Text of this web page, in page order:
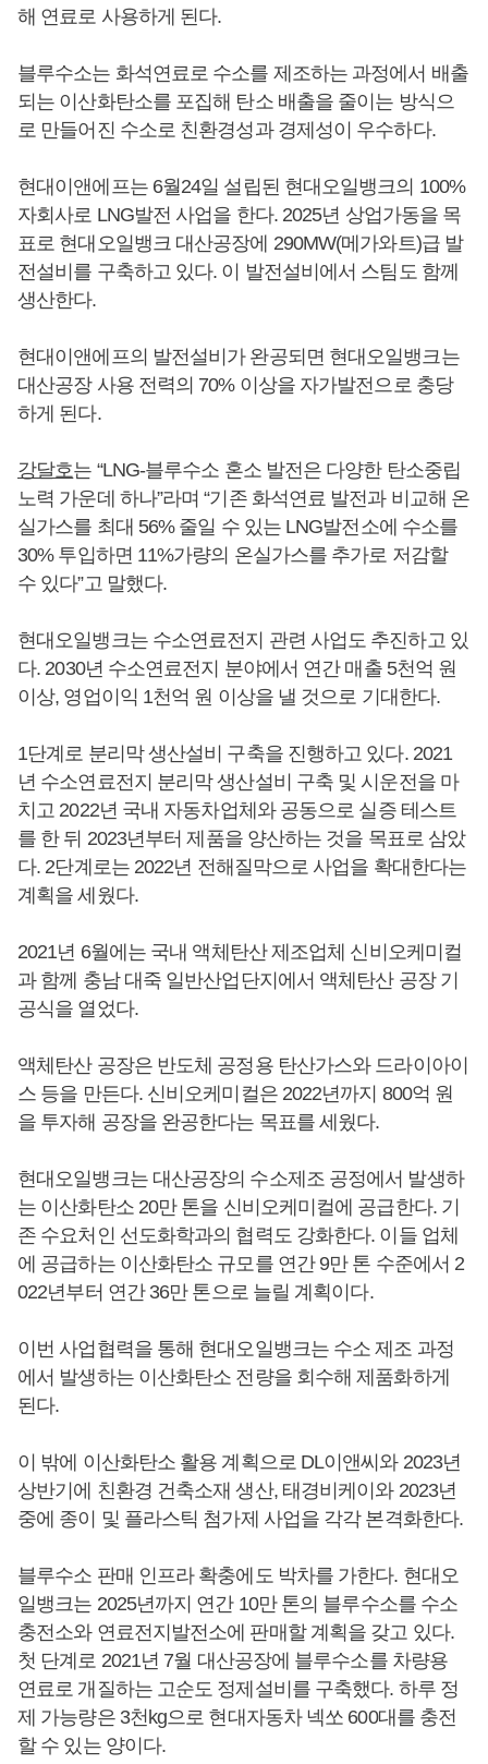
해 연료로 사용하게 된다.
블루수소는 화석연료로 수소를 제조하는 과정에서 배출
되는 이산화탄소를 포집해 탄소 배출을 줄이는 방식으
로 만들어진 수소로 친환경성과 경제성이 우수하다.
현대이앤에프는 6월24일 설립된 현대오일뱅크의 100%
자회사로 LNG발전 사업을 한다. 2025년 상업가동을 목
표로 현대오일뱅크 대산공장에 290MW(메가와트)급 발
전설비를 구축하고 있다. 이 발전설비에서 스팀도 함께
생산한다.
현대이앤에프의 발전설비가 완공되면 현대오일뱅크는
대산공장 사용 전력의 70% 이상을 자가발전으로 충당
하게 된다.
강달호는 “LNG-블루수소 혼소 발전은 다양한 탄소중립
노력 가운데 하나”라며 “기존 화석연료 발전과 비교해 온
실가스를 최대 56% 줄일 수 있는 LNG발전소에 수소를
30% 투입하면 11%가량의 온실가스를 추가로 저감할
수 있다”고 말했다.
현대오일뱅크는 수소연료전지 관련 사업도 추진하고 있
다. 2030년 수소연료전지 분야에서 연간 매출 5천억 원
이상, 영업이익 1천억 원 이상을 낼 것으로 기대한다.
1단계로 분리막 생산설비 구축을 진행하고 있다. 2021
년 수소연료전지 분리막 생산설비 구축 및 시운전을 마
치고 2022년 국내 자동차업체와 공동으로 실증 테스트
를 한 뒤 2023년부터 제품을 양산하는 것을 목표로 삼았
다. 2단계로는 2022년 전해질막으로 사업을 확대한다는
계획을 세웠다.
2021년 6월에는 국내 액체탄산 제조업체 신비오케미컬
과 함께 충남 대죽 일반산업단지에서 액체탄산 공장 기
공식을 열었다.
액체탄산 공장은 반도체 공정용 탄산가스와 드라이아이
스 등을 만든다. 신비오케미컬은 2022년까지 800억 원
을 투자해 공장을 완공한다는 목표를 세웠다.
현대오일뱅크는 대산공장의 수소제조 공정에서 발생하
는 이산화탄소 20만 톤을 신비오케미컬에 공급한다. 기
존 수요처인 선도화학과의 협력도 강화한다. 이들 업체
에 공급하는 이산화탄소 규모를 연간 9만 톤 수준에서 2
022년부터 연간 36만 톤으로 늘릴 계획이다.
이번 사업협력을 통해 현대오일뱅크는 수소 제조 과정
에서 발생하는 이산화탄소 전량을 회수해 제품화하게
된다.
이 밖에 이산화탄소 활용 계획으로 DL이앤씨와 2023년
상반기에 친환경 건축소재 생산, 태경비케이와 2023년
중에 종이 및 플라스틱 첨가제 사업을 각각 본격화한다.
블루수소 판매 인프라 확충에도 박차를 가한다. 현대오
일뱅크는 2025년까지 연간 10만 톤의 블루수소를 수소
충전소와 연료전지발전소에 판매할 계획을 갖고 있다.
첫 단계로 2021년 7월 대산공장에 블루수소를 차량용
연료로 개질하는 고순도 정제설비를 구축했다. 하루 정
제 가능량은 3천kg으로 현대자동차 넥쏘 600대를 충전
할 수 있는 양이다.